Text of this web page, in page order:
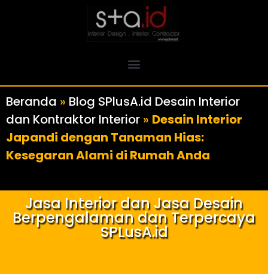
Beranda » Blog SPlusA.id Desain Interior
dan Kontraktor Interior » Desain Interior
Japandi dengan Tanaman Hias:
Kesegaran Alami di Rumah Anda
Jasa Interior dan Jasa Desain
Berpengalaman dan Terpercaya
SPLusA.id